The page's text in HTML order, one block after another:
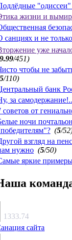
жизни и
санциях и не только
уже
9.99/451)
чтобы не
5/110)
банк
за
советов от
ночи
(5/
взгляд на
нужно (5/50)
яркие примеры
1333.74
сайта